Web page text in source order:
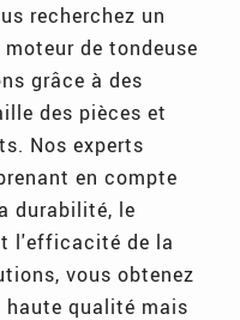
recherchez un
de tondeuse
grâce à des
des pièces et
Nos experts
en compte
durabilité, le
l'efficacité de la
vous obtenez
haute qualité mais